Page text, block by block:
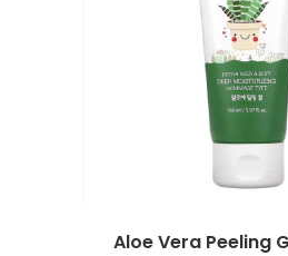
Aloe Vera Peeling